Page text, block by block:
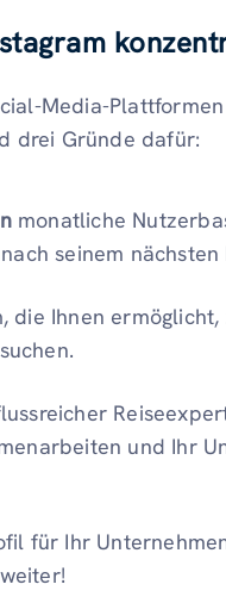
Media-
drei Gründe dafür:
monatliche
seinem nächsten
die Ihnen ermöglicht,
und Ihr
für Ihr